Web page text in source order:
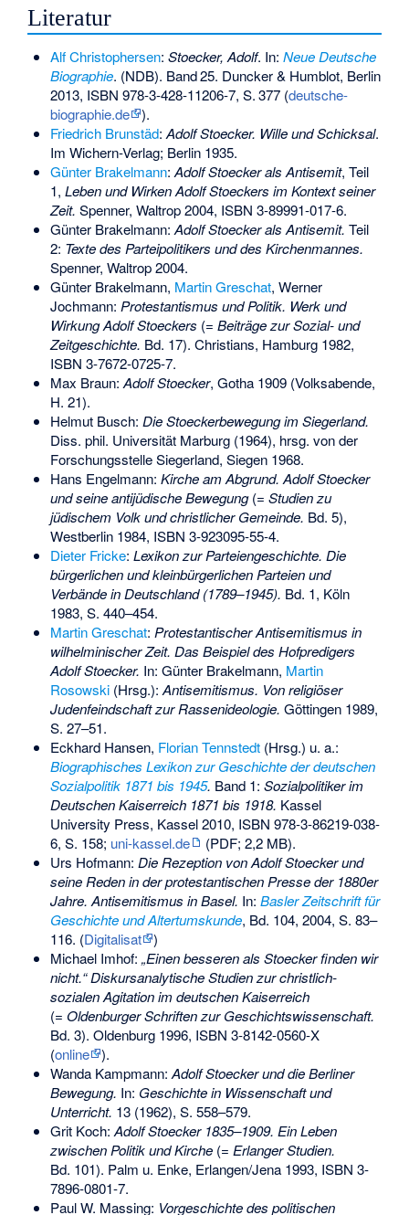
Literatur
Alf Christophersen: Stoecker, Adolf. In: Neue Deutsche
Biographie. (NDB). Band25. Duncker & Humblot, Berlin
2013, ISBN 978-3-428-11206-7, S.377(deutsche-
biographie.de
).
Friedrich Brunstäd: Adolf Stoecker. Wille und Schicksal.
Im Wichern-Verlag; Berlin 1935.
Günter Brakelmann: Adolf Stoecker als Antisemit, Teil
1, Leben und Wirken Adolf Stoeckers im Kontext seiner
Zeit. Spenner, Waltrop 2004, ISBN 3-89991-017-6.
Günter Brakelmann: Adolf Stoecker als Antisemit. Teil
2: Texte des Parteipolitikers und des Kirchenmannes.
Spenner, Waltrop 2004.
Günter Brakelmann, Martin Greschat, Werner
Jochmann: Protestantismus und Politik. Werk und
Wirkung Adolf Stoeckers (= Beiträge zur Sozial- und
Zeitgeschichte. Bd. 17). Christians, Hamburg 1982,
ISBN 3-7672-0725-7.
Max Braun: Adolf Stoecker, Gotha 1909 (Volksabende,
H. 21).
Helmut Busch: Die Stoeckerbewegung im Siegerland.
Diss. phil. Universität Marburg (1964), hrsg. von der
Forschungsstelle Siegerland, Siegen 1968.
Hans Engelmann: Kirche am Abgrund. Adolf Stoecker
und seine antijüdische Bewegung(= Studien zu
jüdischem Volk und christlicher Gemeinde. Bd. 5),
Westberlin 1984, ISBN 3-923095-55-4.
Dieter Fricke: Lexikon zur Parteiengeschichte. Die
bürgerlichen und kleinbürgerlichen Parteien und
Verbände in Deutschland (1789–1945). Bd. 1, Köln
1983, S. 440–454.
Martin Greschat: Protestantischer Antisemitismus in
wilhelminischer Zeit. Das Beispiel des Hofpredigers
Adolf Stoecker. In: Günter Brakelmann, Martin
Rosowski(Hrsg.): Antisemitismus. Von religiöser
Judenfeindschaft zur Rassenideologie. Göttingen 1989,
S. 27–51.
Eckhard Hansen, Florian Tennstedt(Hrsg.) u. a.:
Biographisches Lexikon zur Geschichte der deutschen
Sozialpolitik 1871 bis 1945. Band 1: Sozialpolitiker im
Deutschen Kaiserreich 1871 bis 1918. Kassel
University Press, Kassel 2010, ISBN 978-3-86219-038-
6, S. 158; uni-kassel.de
(PDF; 2,2 MB).
Urs Hofmann: Die Rezeption von Adolf Stoecker und
seine Reden in der protestantischen Presse der 1880er
Jahre. Antisemitismus in Basel. In: Basler Zeitschrift für
Geschichte und Altertumskunde, Bd. 104, 2004, S. 83–
116. (Digitalisat
)
Michael Imhof: „Einen besseren als Stoecker finden wir
nicht.“ Diskursanalytische Studien zur christlich-
sozialen Agitation im deutschen Kaiserreich
(= Oldenburger Schriften zur Geschichtswissenschaft.
Bd. 3). Oldenburg 1996, ISBN 3-8142-0560-X
(online
).
Wanda Kampmann: Adolf Stoecker und die Berliner
Bewegung. In: Geschichte in Wissenschaft und
Unterricht. 13 (1962), S. 558–579.
Grit Koch: Adolf Stoecker 1835–1909. Ein Leben
zwischen Politik und Kirche(= Erlanger Studien.
Bd. 101). Palm u. Enke, Erlangen/Jena 1993, ISBN 3-
7896-0801-7.
Paul W. Massing: Vorgeschichte des politischen